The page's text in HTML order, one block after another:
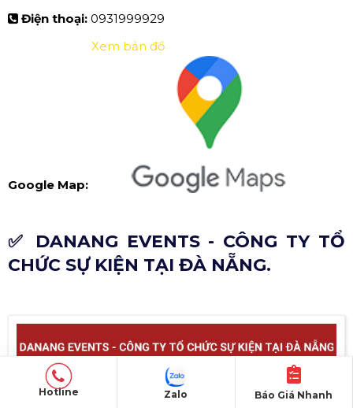
Điện thoại: 0931999929
Google Map:
Xem bản đồ
✅ DANANG EVENTS - CÔNG TY TỔ
CHỨC SỰ KIỆN TẠI ĐÀ NẴNG.
Hotline Báo Giá Nhanh
Zalo